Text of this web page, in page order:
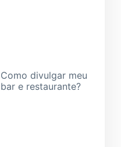
Como divulgar meu
bar e restaurante?